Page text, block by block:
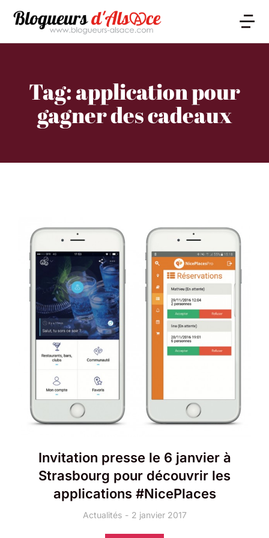
Tag: application pour
gagner des cadeaux
Invitation presse le 6 janvier à
Strasbourg pour découvrir les
applications #NicePlaces
Actualités 2 janvier 2017